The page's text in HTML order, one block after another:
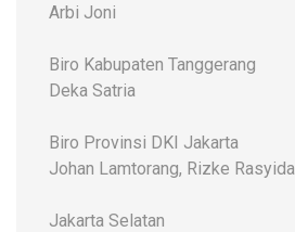
Arbi Joni
Biro Kabupaten Tanggerang
Deka Satria
Biro Provinsi DKI Jakarta
Johan Lamtorang, Rizke Rasyida
Jakarta Selatan